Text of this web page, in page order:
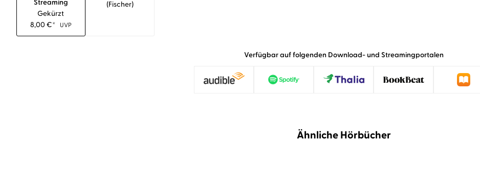
Streaming
Gekürzt
8,00 €* UVP
(fischer)
Verfügbar auf folgenden Download- und Streamingportalen
Ähnliche Hörbücher